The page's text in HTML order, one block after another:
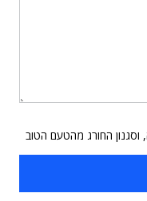
וסגנון החורג מהטעם הטוב